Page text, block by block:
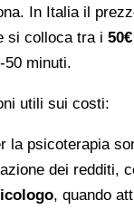
In Italia il
si colloca tra i
50 minuti.
utili sui costi:
la psicoterapia
dei redditi,
, quando